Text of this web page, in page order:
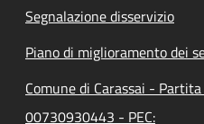
Segnalazione disservizio
Piano di miglioramento dei
Comune di Carassai -
00730930443 - PEC: